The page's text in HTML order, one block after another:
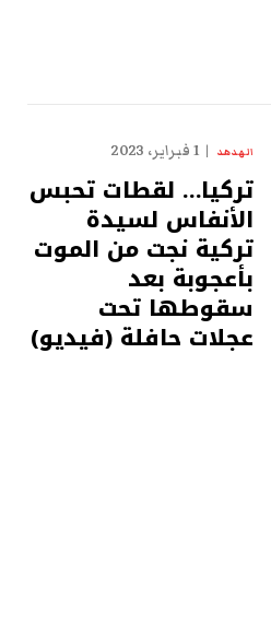
الهدهد 1 فبراير، 2023
تركيا… لقطات تحبس
الأنفاس لسيدة
تركية نجت من الموت
بأعجوبة بعد
سقوطها تحت
عجلات حافلة (فيديو)